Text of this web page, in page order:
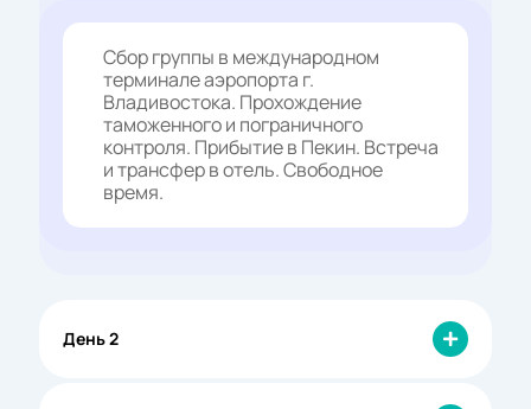
Сбор группы в международном
терминале аэропорта г.
Владивостока. Прохождение
таможенного и пограничного
контроля. Прибытие в Пекин. Встреча
и трансфер в отель. Свободное
время.
День 2